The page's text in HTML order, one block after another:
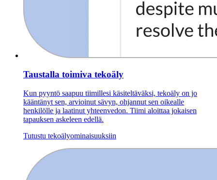
Taustalla toimiva tekoäly
Kun pyyntö saapuu tiimillesi käsiteltäväksi, tekoäly on jo
kääntänyt sen, arvioinut sävyn, ohjannut sen oikealle
henkilölle ja laatinut yhteenvedon. Tiimi aloittaa jokaisen
tapauksen askeleen edellä.
Tutustu tekoälyominaisuuksiin